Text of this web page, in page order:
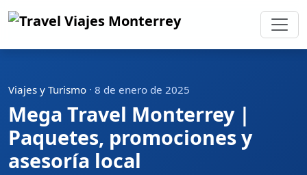
Viajes y Turismo · 8 de enero de 2025
Mega Travel Monterrey |
Paquetes, promociones y
asesoría local